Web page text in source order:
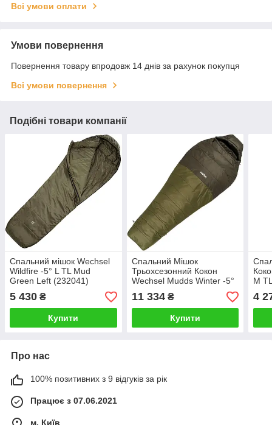
Всі умови оплати
Умови повернення
Повернення товару впродовж 14 днів за рахунок покупця
Всі умови повернення
Подібні товари компанії
Спальний мішок Wechsel
Wildfire -5° L TL Mud
Green Left (232041)
5 430 ₴
Купити
Спальний Мішок
Трьохсезонний Кокон
Wechsel Mudds Winter -5°
M TL Olive/Mud Green Left
(232052) Туристичний
Спальник
11 334₴
Купити
M
4
Про нас
100% позитивних з 9 відгуків за рік
Працює з 07.06.2021
м. Київ